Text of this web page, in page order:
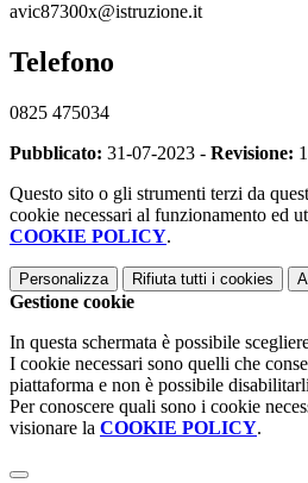
avic87300x@istruzione.it
Telefono
0825 475034
Pubblicato: 31-07-2023 - Revisione:
Questo sito o gli strumenti terzi da
cookie necessari al funzionamento ed
COOKIE POLICY.
Personalizza Rifiuta tutti i cookies
Gestione cookie
In questa schermata è possibile
I cookie necessari sono quelli che
piattaforma e non è possibile
Per conoscere quali sono i cookie
visionare la COOKIE POLICY.